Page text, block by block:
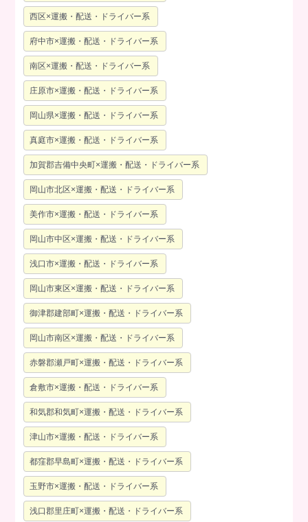
西区×運搬・配送・ドライバー系
府中市×運搬・配送・ドライバー系
南区×運搬・配送・ドライバー系
庄原市×運搬・配送・ドライバー系
岡山県×運搬・配送・ドライバー系
真庭市×運搬・配送・ドライバー系
加賀郡吉備中央町×運搬・配送・ドライバー系
岡山市北区×運搬・配送・ドライバー系
美作市×運搬・配送・ドライバー系
岡山市中区×運搬・配送・ドライバー系
浅口市×運搬・配送・ドライバー系
岡山市東区×運搬・配送・ドライバー系
御津郡建部町×運搬・配送・ドライバー系
岡山市南区×運搬・配送・ドライバー系
赤磐郡瀬戸町×運搬・配送・ドライバー系
倉敷市×運搬・配送・ドライバー系
和気郡和気町×運搬・配送・ドライバー系
津山市×運搬・配送・ドライバー系
都窪郡早島町×運搬・配送・ドライバー系
玉野市×運搬・配送・ドライバー系
浅口郡里庄町×運搬・配送・ドライバー系